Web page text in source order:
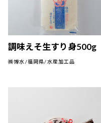
調味えそ生すり身500g
㈱博水/福岡県/水産加工品